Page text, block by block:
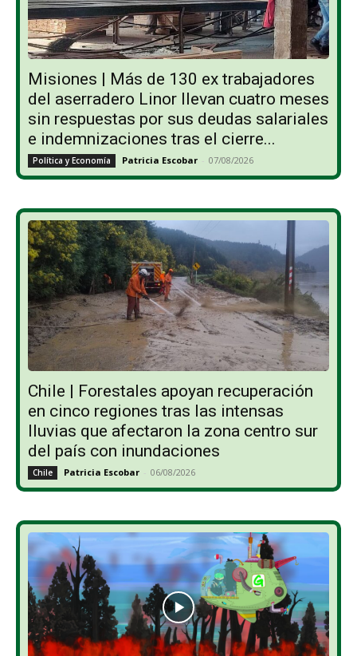
Misiones | Más de 130 ex trabajadores
del aserradero Linor llevan cuatro meses
sin respuestas por sus deudas salariales
e indemnizaciones tras el cierre...
Política y Economía Patricia Escobar - 07/08/2026
Chile | Forestales apoyan recuperación
en cinco regiones tras las intensas
lluvias que afectaron la zona centro sur
del país con inundaciones
Chile Patricia Escobar - 06/08/2026